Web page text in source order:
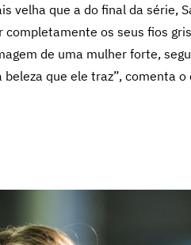
velha que a do final da série,
os seus fios
de uma mulher forte,
que ele traz”, comenta